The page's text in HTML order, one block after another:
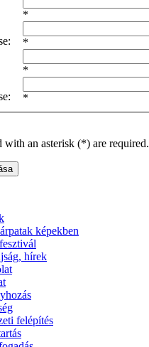
*
*
*
*
with an asterisk (*) are required.
képekben
hírek
felépítés